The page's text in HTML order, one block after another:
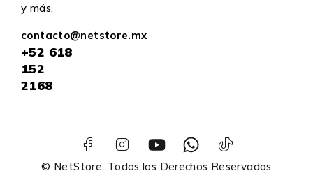
y más.
contacto@netstore.mx
+52 618
152
2168
© NetStore. Todos los Derechos Reservados